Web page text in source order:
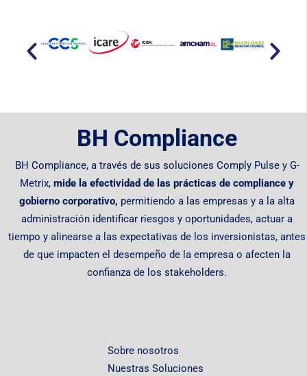
BH Compliance
BH Compliance, a través de sus soluciones Comply Pulse y G-
Metrix, mide la efectividad de las prácticas de compliance y
gobierno corporativo, permitiendo a las empresas y a la alta
administración identificar riesgos y oportunidades, actuar a
tiempo y alinearse a las expectativas de los inversionistas, antes
de que impacten el desempeño de la empresa o afecten la
confianza de los stakeholders.
Sobre nosotros
Nuestras Soluciones